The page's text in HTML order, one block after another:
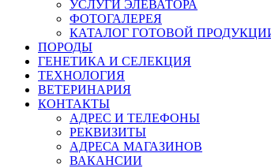
УСЛУГИ ЭЛЕВАТОРА
ФОТОГАЛЕРЕЯ
КАТАЛОГ ГОТОВОЙ
ПОРОДЫ
ГЕНЕТИКА И СЕЛЕКЦИЯ
ТЕХНОЛОГИЯ
ВЕТЕРИНАРИЯ
КОНТАКТЫ
АДРЕС И ТЕЛЕФОНЫ
РЕКВИЗИТЫ
АДРЕСА МАГАЗИНОВ
ВАКАНСИИ